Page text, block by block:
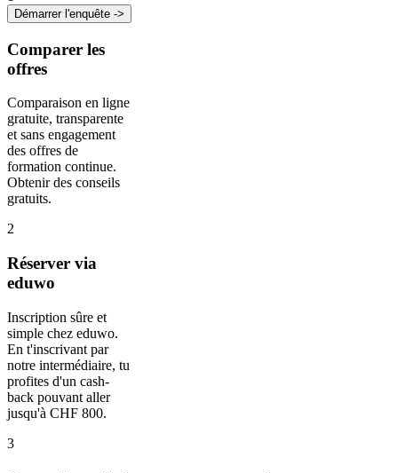
Démarrer l'enquête ->
Comparer les
offres
Comparaison en ligne
gratuite, transparente
et sans engagement
des offres de
formation continue.
Obtenir des conseils
gratuits.
2
Réserver via
eduwo
Inscription sûre et
simple chez eduwo.
En t'inscrivant par
notre intermédiaire, tu
profites d'un cash-
back pouvant aller
jusqu'à CHF 800.
3